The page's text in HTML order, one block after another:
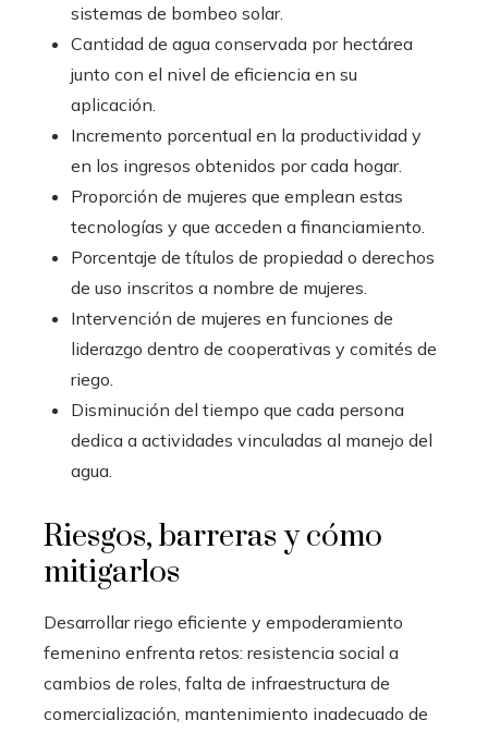
sistemas de bombeo solar.
Cantidad de agua conservada por hectárea
junto con el nivel de eficiencia en su
aplicación.
Incremento porcentual en la productividad y
en los ingresos obtenidos por cada hogar.
Proporción de mujeres que emplean estas
tecnologías y que acceden a financiamiento.
Porcentaje de títulos de propiedad o derechos
de uso inscritos a nombre de mujeres.
Intervención de mujeres en funciones de
liderazgo dentro de cooperativas y comités de
riego.
Disminución del tiempo que cada persona
dedica a actividades vinculadas al manejo del
agua.
Riesgos, barreras y cómo
mitigarlos
Desarrollar riego eficiente y empoderamiento
femenino enfrenta retos: resistencia social a
cambios de roles, falta de infraestructura de
comercialización, mantenimiento inadecuado de